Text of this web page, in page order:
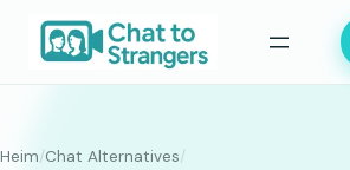
Inhalt
springen
Heim/Chat Alternatives/